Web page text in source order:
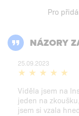
Pro
NÁZORY
25.09.2023
Viděla jsem na
jeden na
jsem si vzala